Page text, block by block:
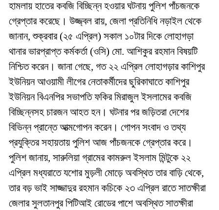
হামলায় হাতের কবজি বিচ্ছিন্ন হওয়ার ঘটনায় পুলিশ পাঁচজনকে
গ্রেপ্তার করেছে। উজ্জ্বল রায়, জেলা প্রতিনিধি নড়াইল থেকে
জানান, শুক্রবার (২৫ এপ্রিল) সকাল ১০টার দিকে লোহাগড়া
থানার ভারপ্রাপ্ত কর্মকর্তা (ওসি) মো. আশিকুর রহমান বিষয়টি
নিশ্চিত করেন। জানা গেছে, গত ২২ এপ্রিল লোহাগড়ার কাশিপুর
ইউনিয়ন আওয়ামী লীগের নেতাকর্মীদের ছুরিকাঘাতে কাশিপুর
ইউনিয়ন বিএনপির সভাপতি ফকির মিরাজুল ইসলামের কবজি
বিচ্ছিন্নসহ চারজন আহত হন। ঘটনার পর জড়িতরা দেশের
বিভিন্ন প্রান্তে আত্মগোপন করেন। গোপন সংবাদ ও তথ্য
প্রযুক্তির সহায়তায় পুলিশ আজ পাঁচজনকে গ্রেপ্তার করে।
পুলিশ জানায়, সারুলিয়া গ্রামের কামরুল ইসলাম মিন্টুকে ২২
এপ্রিল মধ্যরাতে যশোর মুড়লী মোড়ে অবস্থিত তার বাড়ি থেকে,
তার বড় ভাই সাজ্জাদুর রহমান কচিকে ২৩ এপ্রিল রাতে সাতক্ষীরা
জেলার সুলতানপুর পিটিআই রোডের পাশে অবস্থিত সাতক্ষীরা